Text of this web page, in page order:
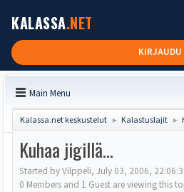
KALASSA.NET
KIRJAUDU
Main Menu
Kalassa.net keskustelut ► Kalastuslajit ►
Kuhaa jigillä...
Started by Vilppeli, July 03, 2006,
0 Members and 1 Guest are viewing this